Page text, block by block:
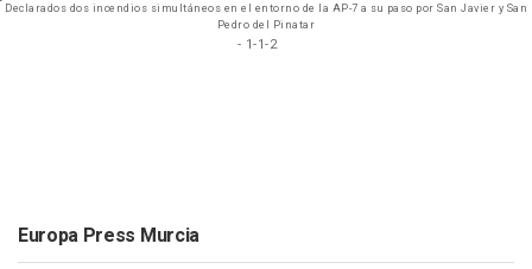
Declarados dos incendios simultáneos en el entorno de la AP-7 a su paso por San Javier y San
Pedro del Pinatar
- 1-1-2
Europa Press Murcia